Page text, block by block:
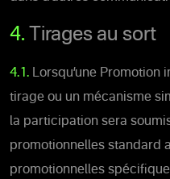
4. Tirages au sort
4.1. Lorsqu’une Promotion
tirage ou un mécanisme
la participation sera
promotionnelles standard
promotionnelles